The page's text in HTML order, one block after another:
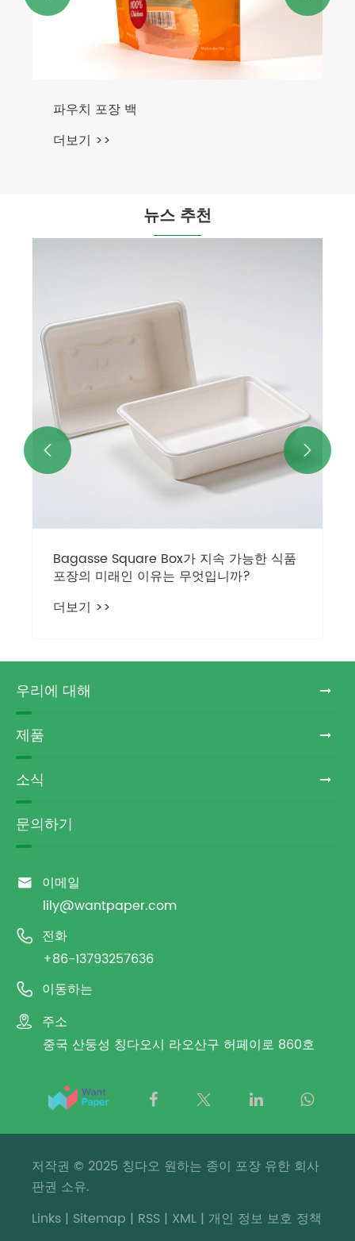
파우치 포장 백
더보기 >>
뉴스 추천
Bagasse Square Box가 지속 가능한 식품
포장의 미래인 이유는 무엇입니까?
더보기 >>
 
우리에 대해
제품
소식
문의하기
 이메일
lily@wantpaper.com
 전화
+86-13793257636
 이동하는
 주소
중국 산둥성 칭다오시 라오산구 허페이로 860호
저작권 © 2025 칭다오 원하는 종이 포장 유한 회사
판권 소유.
Links | Sitemap | RSS | XML | 개인 정보 보호 정책